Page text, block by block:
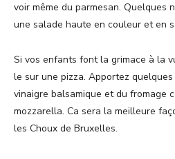
voir même du parmesan. Quelques
une salade haute en couleur et en
Si vos enfants font la grimace à la
le sur une pizza. Apportez
vinaigre balsamique et du fromage
mozzarella. Ca sera la meilleure
les Choux de Bruxelles.